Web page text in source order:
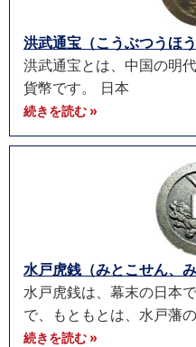
洪武通宝（こうぶつうほ
洪武通宝とは、中国の明
貨幣です。 日本
続きを読む »
水戸虎銭（みとこせん、
水戸虎銭は、幕末の日本
で、もともとは、水戸藩の
続きを読む »